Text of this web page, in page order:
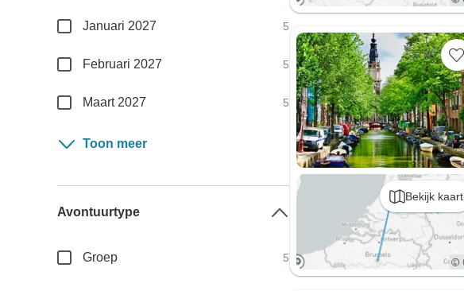
Bekijk kaart
Januari 2027 5
Februari 2027 5
Maart 2027 5
Toon meer
Avontuurtype
Groep 5